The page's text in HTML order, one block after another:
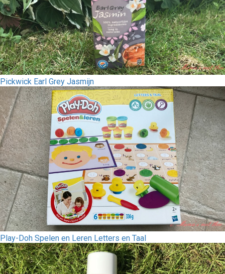
Pickwick Earl Grey Jasmijn
Play-Doh Spelen en Leren Letters en Taal